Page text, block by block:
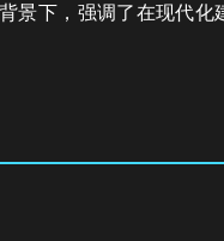
景下，强调了在现代